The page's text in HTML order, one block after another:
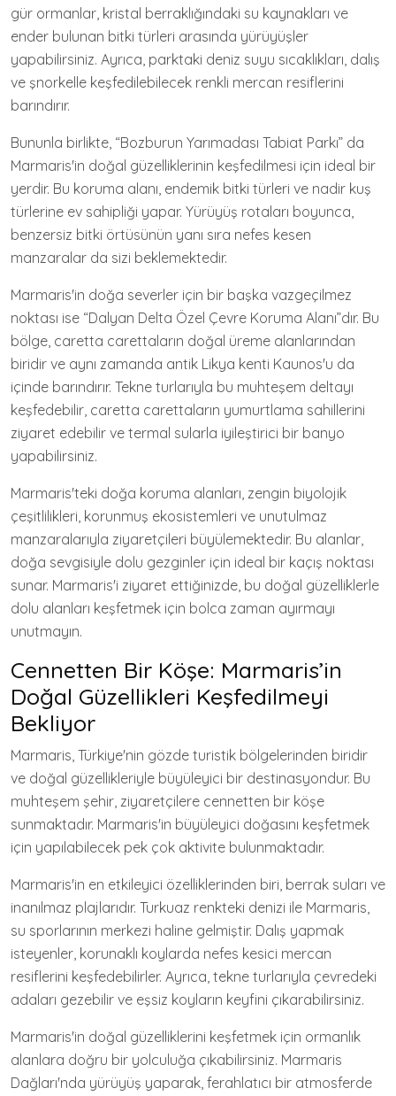
gür ormanlar, kristal berraklığındaki su kaynakları ve
ender bulunan bitki türleri arasında yürüyüşler
yapabilirsiniz. Ayrıca, parktaki deniz suyu sıcaklıkları, dalış
ve şnorkelle keşfedilebilecek renkli mercan resiflerini
barındırır.
Bununla birlikte, “Bozburun Yarımadası Tabiat Parkı” da
Marmaris'in doğal güzelliklerinin keşfedilmesi için ideal bir
yerdir. Bu koruma alanı, endemik bitki türleri ve nadir kuş
türlerine ev sahipliği yapar. Yürüyüş rotaları boyunca,
benzersiz bitki örtüsünün yanı sıra nefes kesen
manzaralar da sizi beklemektedir.
Marmaris'in doğa severler için bir başka vazgeçilmez
noktası ise “Dalyan Delta Özel Çevre Koruma Alanı”dır. Bu
bölge, caretta carettaların doğal üreme alanlarından
biridir ve aynı zamanda antik Likya kenti Kaunos'u da
içinde barındırır. Tekne turlarıyla bu muhteşem deltayı
keşfedebilir, caretta carettaların yumurtlama sahillerini
ziyaret edebilir ve termal sularla iyileştirici bir banyo
yapabilirsiniz.
Marmaris'teki doğa koruma alanları, zengin biyolojik
çeşitlilikleri, korunmuş ekosistemleri ve unutulmaz
manzaralarıyla ziyaretçileri büyülemektedir. Bu alanlar,
doğa sevgisiyle dolu gezginler için ideal bir kaçış noktası
sunar. Marmaris'i ziyaret ettiğinizde, bu doğal güzelliklerle
dolu alanları keşfetmek için bolca zaman ayırmayı
unutmayın.
Cennetten Bir Köşe: Marmaris’in
Doğal Güzellikleri Keşfedilmeyi
Bekliyor
Marmaris, Türkiye'nin gözde turistik bölgelerinden biridir
ve doğal güzellikleriyle büyüleyici bir destinasyondur. Bu
muhteşem şehir, ziyaretçilere cennetten bir köşe
sunmaktadır. Marmaris'in büyüleyici doğasını keşfetmek
için yapılabilecek pek çok aktivite bulunmaktadır.
Marmaris'in en etkileyici özelliklerinden biri, berrak suları ve
inanılmaz plajlarıdır. Turkuaz renkteki denizi ile Marmaris,
su sporlarının merkezi haline gelmiştir. Dalış yapmak
isteyenler, korunaklı koylarda nefes kesici mercan
resiflerini keşfedebilirler. Ayrıca, tekne turlarıyla çevredeki
adaları gezebilir ve eşsiz koyların keyfini çıkarabilirsiniz.
Marmaris'in doğal güzelliklerini keşfetmek için ormanlık
alanlara doğru bir yolculuğa çıkabilirsiniz. Marmaris
Dağları'nda yürüyüş yaparak, ferahlatıcı bir atmosferde